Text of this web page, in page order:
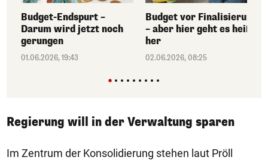
Budget-Endspurt –
Darum wird jetzt noch
gerungen
01.06.2026, 19:43
Budget vor Finalisierung
– aber hier geht es heiß
her
02.06.2026, 08:25
Regierung will in der Verwaltung sparen
Im Zentrum der Konsolidierung stehen laut Pröll